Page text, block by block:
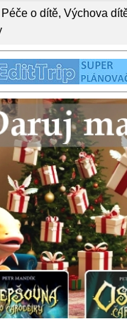
Péče o dítě, Výchova